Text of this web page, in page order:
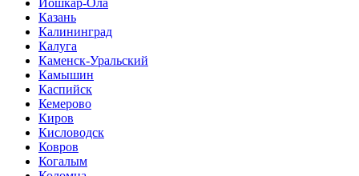
Казань
Калининград
Калуга
Каменск-Уральский
Камышин
Каспийск
Кемерово
Киров
Кисловодск
Ковров
Когалым